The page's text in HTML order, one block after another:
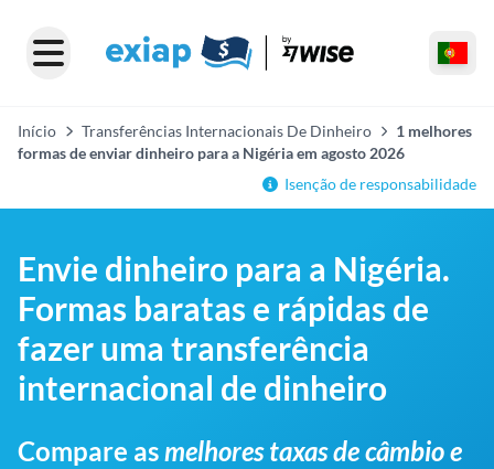
Início Transferências Internacionais De Dinheiro
1 melhores
formas de enviar dinheiro para a Nigéria em agosto 2026
Isenção de responsabilidade
Envie dinheiro para a Nigéria.
Formas baratas e rápidas de
fazer uma transferência
internacional de dinheiro
Compare asmelhores taxas de câmbio e